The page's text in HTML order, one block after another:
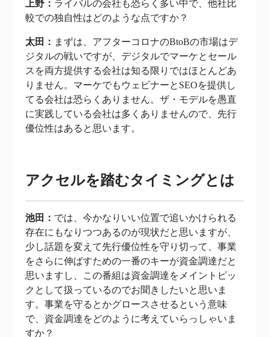
上野： ライバルの会社も恐らく多い中で、他社比
較での独自性はどのような点ですか？
太田： まずは、アフターコロナのBtoBの市場はデ
ジタルの戦いですが、デジタルでマーケとセール
スを両方提供する会社は知る限りではほとんどあ
りません。マーケでもウェビナーとSEOを提供し
てる会社は恐らくありません。ザ・モデルを愚直
に実践している会社は多くありませんので、先行
優位性はあると思います。
アクセルを踏むタイミングとは
池田： では、今かなりいい位置で追いかけられる
存在にもなりつつあるのが現状だと思いますが、
少し話題を変えて先行優位性を守り切って、事業
をさらに伸ばすための一番のキーが資金調達だと
思いますし、この番組は資金調達をメイントピッ
クとして扱っているのでお聞きしたいと思いま
す。事業を守るとかグロースさせるという意味
で、資金調達をどのように考えていらっしゃいま
すか？